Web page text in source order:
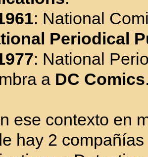
: National
Periodical
: National
a DC Comics
ese contexto en
hay 2